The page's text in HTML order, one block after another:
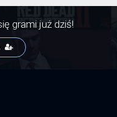
grami już dziś!